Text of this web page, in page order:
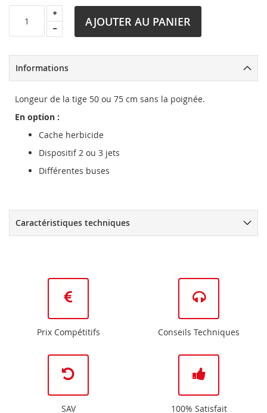
AJOUTER AU PANIER
Informations
Longeur de la tige 50 ou 75 cm sans la poignée.
En option :
Cache herbicide
Dispositif 2 ou 3 jets
Différentes buses
Caractéristiques techniques
Prix Compétitifs Conseils Techniques
SAV 100% Satisfait